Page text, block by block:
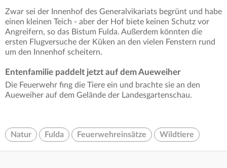
Zwar sei der Innenhof des Generalvikariats begrünt und habe
einen kleinen Teich - aber der Hof biete keinen Schutz vor
Angreifern, so das Bistum Fulda. Außerdem könnten die
ersten Flugversuche der Küken an den vielen Fenstern rund
um den Innenhof scheitern.
Entenfamilie paddelt jetzt auf dem Aueweiher
Die Feuerwehr fing die Tiere ein und brachte sie an den
Aueweiher auf dem Gelände der Landesgartenschau.
Natur Fulda Feuerwehreinsätze Wildtiere